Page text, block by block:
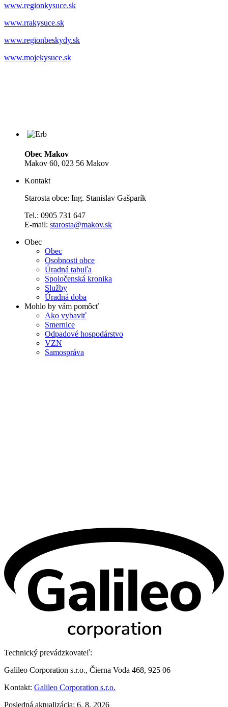
www.regionkysuce.sk
www.rrakysuce.sk
www.regionbeskydy.sk
www.mojekysuce.sk
Obec Makov
Makov 60, 023 56 Makov
Kontakt
Starosta obce: Ing. Stanislav Gašparík
Tel.: 0905 731 647
E-mail: starosta@makov.sk
Obec
Obec
Osobnosti obce
Úradná tabuľa
Spoločenská kronika
Služby
Úradná doba
Mohlo by vám pomôcť
Ako vybaviť
Smernice
Odpadové hospodárstvo
VZN
Samospráva
Technický prevádzkovateľ:
Galileo Corporation s.r.o., Čierna Voda 468, 925 06
Kontakt: Galileo Corporation s.r.o.
Posledná aktualizácia: 6. 8. 2026